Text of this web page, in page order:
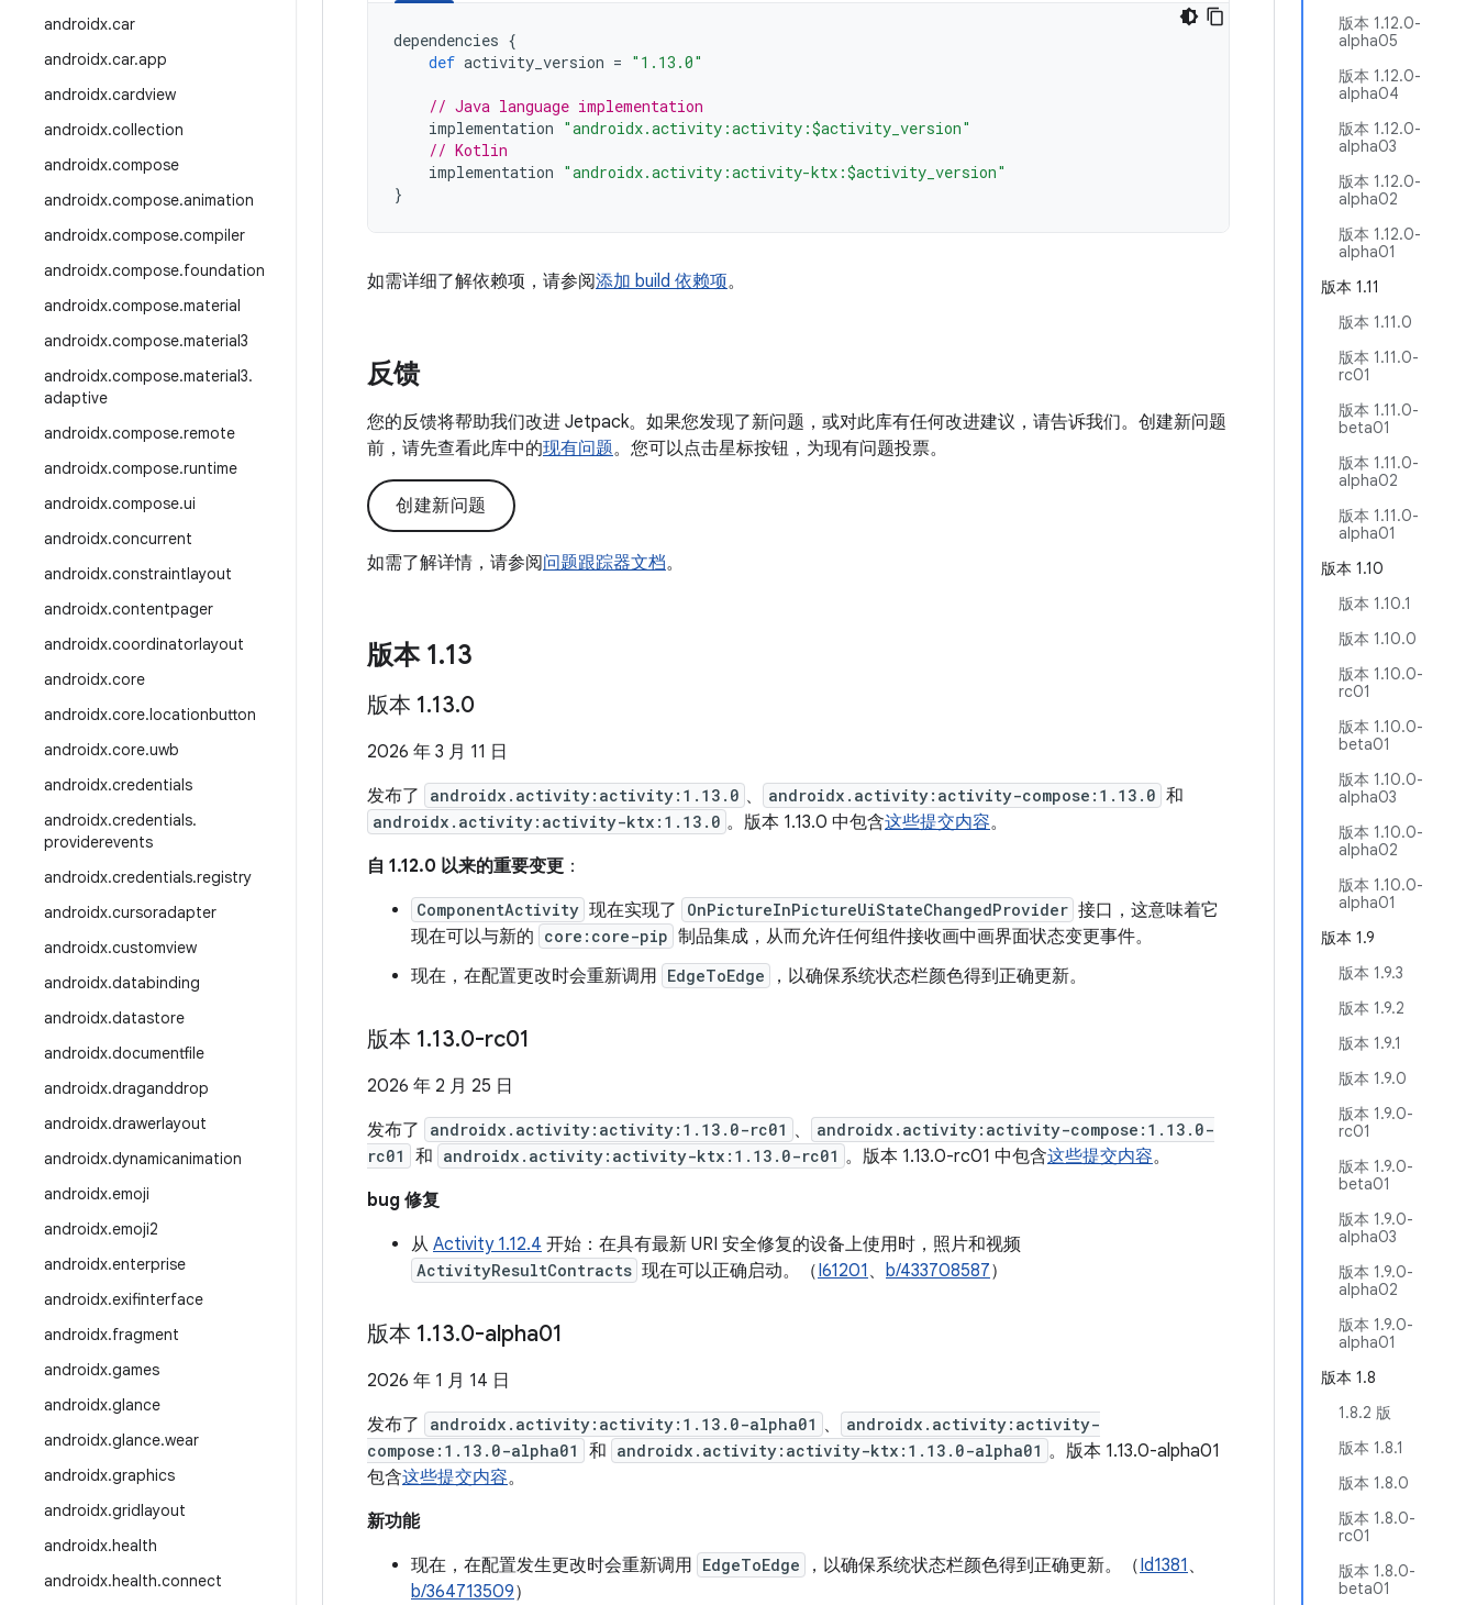
androidx.car
androidx.car.app
androidx.cardview
androidx.collection
androidx.compose
androidx.compose.animation
androidx.compose.compiler
androidx.compose.foundation
androidx.compose.material
androidx.compose.material3
androidx.compose.material3.
adaptive
androidx.compose.remote
androidx.compose.runtime
androidx.compose.ui
androidx.concurrent
androidx.constraintlayout
androidx.contentpager
androidx.coordinatorlayout
androidx.core
androidx.core.locationbutton
androidx.core.uwb
androidx.credentials
androidx.credentials.
providerevents
androidx.credentials.registry
androidx.cursoradapter
androidx.customview
androidx.databinding
androidx.datastore
androidx.documentfile
androidx.draganddrop
androidx.drawerlayout
androidx.dynamicanimation
androidx.emoji
androidx.emoji2
androidx.enterprise
androidx.exifinterface
androidx.fragment
androidx.games
androidx.glance
androidx.glance.wear
androidx.graphics
androidx.gridlayout
androidx.health
androidx.health.connect
版本 1.12.0-
alpha05
版本 1.12.0-
alpha04
版本 1.12.0-
alpha03
版本 1.12.0-
alpha02
版本 1.12.0-
alpha01
版本 1.11
版本 1.11.0
版本 1.11.0-
rc01
版本 1.11.0-
beta01
版本 1.11.0-
alpha02
版本 1.11.0-
alpha01
版本 1.10
版本 1.10.1
版本 1.10.0
版本 1.10.0-
rc01
版本 1.10.0-
beta01
版本 1.10.0-
alpha03
版本 1.10.0-
alpha02
版本 1.10.0-
alpha01
版本 1.9
版本 1.9.3
版本 1.9.2
版本 1.9.1
版本 1.9.0
版本 1.9.0-
rc01
版本 1.9.0-
beta01
版本 1.9.0-
alpha03
版本 1.9.0-
alpha02
版本 1.9.0-
alpha01
版本 1.8
1.8.2 版
版本 1.8.1
版本 1.8.0
版本 1.8.0-
rc01
版本 1.8.0-
beta01
dependencies {
def activity_version = "1.13.0"
// Java language implementation
implementation "androidx.activity:activity:$activity_version"
// Kotlin
implementation "androidx.activity:activity-ktx:$activity_version"
}
如需详细了解依赖项，请参阅添加 build 依赖项。
反馈
您的反馈将帮助我们改进 Jetpack。如果您发现了新问题，或对此库有任何改进建议，请告诉我们。创建新问题
前，请先查看此库中的现有问题。您可以点击星标按钮，为现有问题投票。
创建新问题
如需了解详情，请参阅问题跟踪器文档。
版本 1.13
版本 1.13.0
2026 年 3 月 11 日
发布了
androidx.activity:activity:1.13.0 、 androidx.activity:activity-compose:1.13.0 和
androidx.activity:activity-ktx:1.13.0 。版本 1.13.0 中包含这些提交内容。
自 1.12.0 以来的重要变更 ：
ComponentActivity 现在实现了 OnPictureInPictureUiStateChangedProvider 接口，这意味着它
现在可以与新的 core:core-pip 制品集成，从而允许任何组件接收画中画界面状态变更事件。
现在，在配置更改时会重新调用 EdgeToEdge ，以确保系统状态栏颜色得到正确更新。
版本 1.13.0-rc01
2026 年 2 月 25 日
发布了
androidx.activity:activity:1.13.0-rc01 、
androidx.activity:activity-compose:1.13.0-
rc01
和 androidx.activity:activity-ktx:1.13.0-rc01 。版本 1.13.0-rc01 中包含这些提交内容。
bug 修复
从 Activity 1.12.4 开始：在具有最新 URI 安全修复的设备上使用时，照片和视频
ActivityResultContracts 现在可以正确启动。（I61201 、 b/433708587）
版本 1.13.0-alpha01
2026 年 1 月 14 日
发布了
androidx.activity:activity:1.13.0-alpha01 、
androidx.activity:activity-
compose:1.13.0-alpha01
和 androidx.activity:activity-ktx:1.13.0-alpha01 。版本 1.13.0-alpha01
包含这些提交内容。
新功能
现在，在配置发生更改时会重新调用 EdgeToEdge ，以确保系统状态栏颜色得到正确更新。（Id1381 、
b/364713509）